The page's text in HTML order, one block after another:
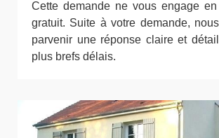
Cette demande ne vous engage en
gratuit. Suite à votre demande,
parvenir une réponse claire et
plus brefs délais.